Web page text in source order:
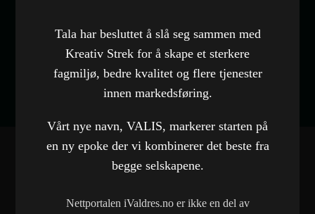
Brosjyrer,Grafisk design
Tala har besluttet å slå seg sammen med
Kreativ Strek for å skape et sterkere
fagmiljø, bedre kvalitet og flere tjenester
innen markedsføring.
Vårt nye navn, VALIS, markerer starten på
en ny epoke der vi kombinerer det beste fra
begge selskapene.
Nettportalen iValdres.no er ikke en del av